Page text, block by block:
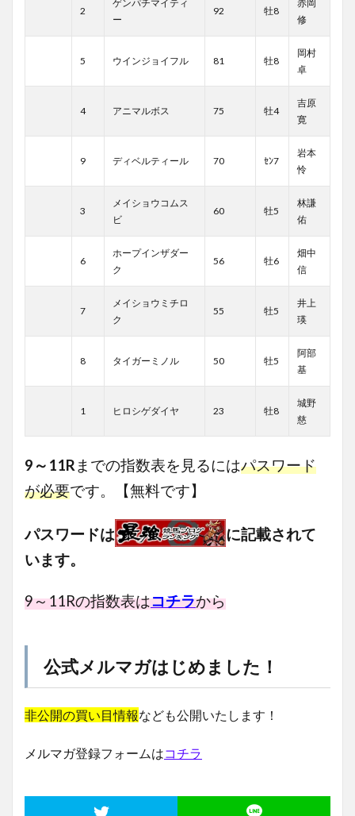
2
ゲンパチマイティ
ー
92 牡8
赤岡
修
5 ウインジョイフル 81 牡8
岡村
卓
4 アニマルボス 75 牡4
吉原
寛
9 ディベルティール 70 ｾﾝ7
岩本
怜
3
メイショウコムス
ビ
60 牡5
林謙
佑
6
ホープインザダー
ク
56 牡6
畑中
信
7
メイショウミチロ
ク
55 牡5
井上
瑛
8 タイガーミノル 50 牡5
阿部
基
1 ヒロシゲダイヤ 23 牡8
城野
慈
9～11R までの指数表を見るにはパスワード
が必要です。【無料です】
パスワードは
に記載されて
います。
9～11Rの指数表はコチラから
公式メルマガはじめました！
非公開の買い目情報なども公開いたします！
メルマガ登録フォームはコチラ